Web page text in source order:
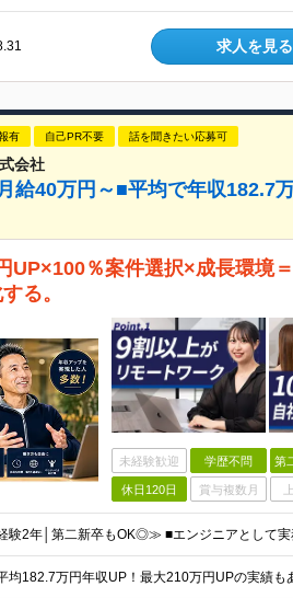
求人を見る
有 自己PR不要 話を聞きたい応募可
会社
給40万円～■平均で年収182.7
UP×100％案件選択×成長環境
る。
未経験歓迎 学歴不問 第
休日120日 賞与複数月